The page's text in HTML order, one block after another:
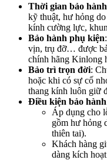
Thời gian bảo
kỹ thuật, hư hỏng
kính cường lực,
Bảo hành phụ kiện
vịn, trụ đỡ… được
chính hãng Kinlong
Bảo trì trọn đời:
hoặc khi có sự cố
thang kính luôn giữ
Điều kiện bảo hành
Áp dụng cho
gồm hư hỏng
thiên tai).
Khách hàng
dàng kích